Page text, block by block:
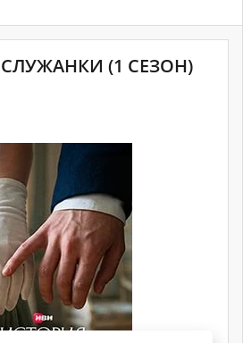
(1 СЕЗОН)